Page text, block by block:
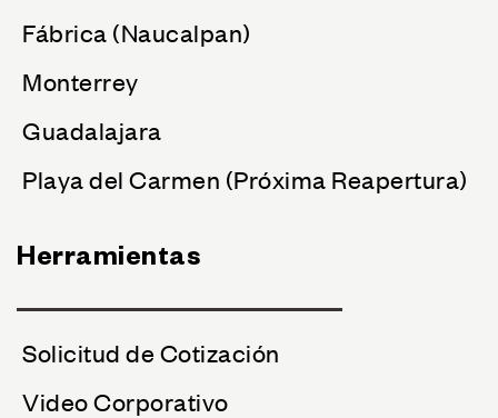
Fábrica (Naucalpan)
Monterrey
Guadalajara
Playa del Carmen (Próxima Reapertura)
Herramientas
Solicitud de Cotización
Video Corporativo